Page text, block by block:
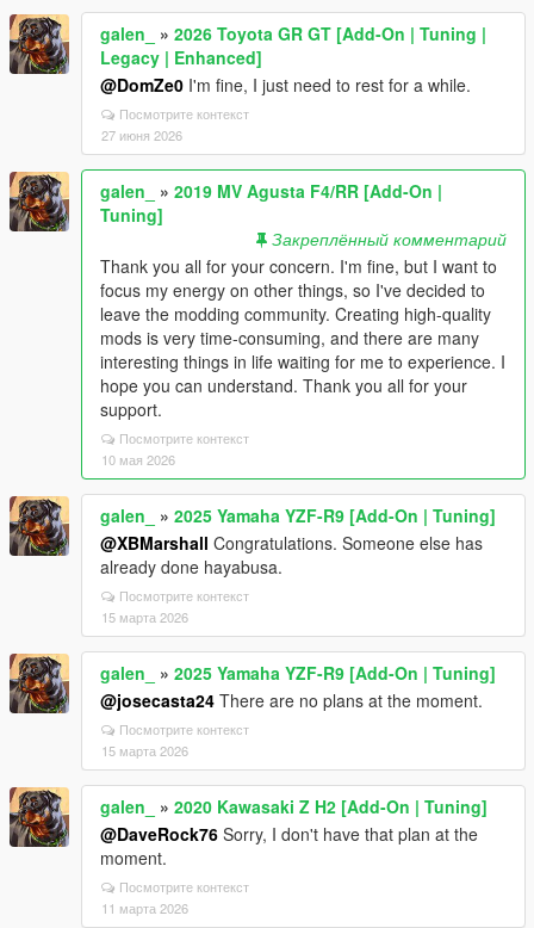
galen_ » 2026 Toyota GR GT [Add-On | Tuning |
Legacy | Enhanced]
@DomZe0 I'm fine, I just need to rest for a while.
Посмотрите контекст
27 июня 2026
galen_ » 2019 MV Agusta F4/RR [Add-On |
Tuning]
Закреплённый комментарий
Thank you all for your concern. I'm fine, but I want to
focus my energy on other things, so I've decided to
leave the modding community. Creating high-quality
mods is very time-consuming, and there are many
interesting things in life waiting for me to experience. I
hope you can understand. Thank you all for your
support.
Посмотрите контекст
10 мая 2026
galen_ » 2025 Yamaha YZF-R9 [Add-On | Tuning]
@XBMarshall Congratulations. Someone else has
already done hayabusa.
Посмотрите контекст
15 марта 2026
galen_ » 2025 Yamaha YZF-R9 [Add-On | Tuning]
@josecasta24 There are no plans at the moment.
Посмотрите контекст
15 марта 2026
galen_ » 2020 Kawasaki Z H2 [Add-On | Tuning]
@DaveRock76 Sorry, I don't have that plan at the
moment.
Посмотрите контекст
11 марта 2026